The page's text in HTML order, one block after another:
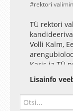
rektori
TÜ rektori
Volli Kalm,
Karis ja TÜ
Sutrop.
kuuluvad
esimees
Eha,
Lisainfo